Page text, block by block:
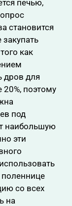
печью,
становится
как
дров для
поэтому
под
наибольшую
эти
поленнице
со всех
на